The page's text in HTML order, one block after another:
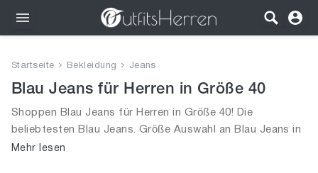
Bekleidung
Wäsche
Schuhe
Startseite Bekleidung Jeans
Blau Jeans für Herren in Größe 40
Shoppen Blau Jeans für Herren in Größe 40! Die
beliebtesten Blau Jeans. Größe Auswahl an Blau Jeans in
Größe 40 und alle Trends aus 2026 für Männer!
Mehr lesen